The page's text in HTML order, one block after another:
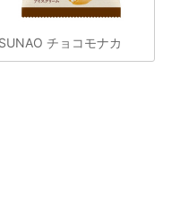
SUNAO チョコモナカ